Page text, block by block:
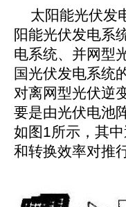
太阳能光伏发
阳能光伏发电系
电系统、并网型
国光伏发电系统
对离网型光伏逆
要是由光伏电池
如图1所示，其
和转换效率对推